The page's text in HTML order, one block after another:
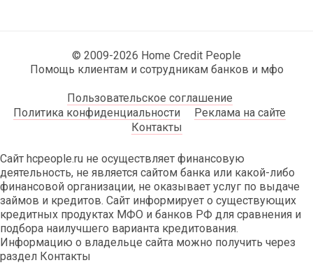
© 2009-2026 Home Credit People
Помощь клиентам и сотрудникам банков и мфо
Пользовательское соглашение
Политика конфиденциальности
Реклама на сайте
Контакты
Сайт hcpeople.ru не осуществляет финансовую
деятельность, не является сайтом банка или какой-либо
финансовой организации, не оказывает услуг по выдаче
займов и кредитов. Сайт информирует о существующих
кредитных продуктах МФО и банков РФ для сравнения и
подбора наилучшего варианта кредитования.
Информацию о владельце сайта можно получить через
раздел Контакты